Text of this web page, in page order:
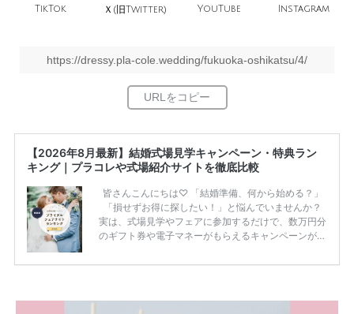
TikTok Ｘ(旧Twitter) YouTube Instagram
https://dressy.pla-cole.wedding/fukuoka-oshikatsu/4/
【2026年8月最新】結婚式場見学キャンペーン・特典ラン
キング｜プラコレや式場紹介サイトを徹底比較
皆さんこんにちは♡ 「結婚準備、何から始める？」
「損せずお得に探したい！」と悩んでいませんか？
実は、式場見学やフェアに参加するだけで、数万円分
のギフト券や電子マネーがもらえるキャンペーンがあ
ため、比較せずに選ぶと損をしてしまうことも……。